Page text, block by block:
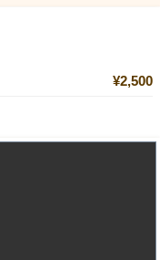
¥2,500